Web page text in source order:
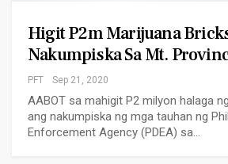
Higit P2m Marijuana
Nakumpiska Sa Mt.
PFT Sep 21, 2020
AABOT sa mahigit P2 milyon halaga
ang nakumpiska ng mga tauhan ng
Enforcement Agency (PDEA) sa…